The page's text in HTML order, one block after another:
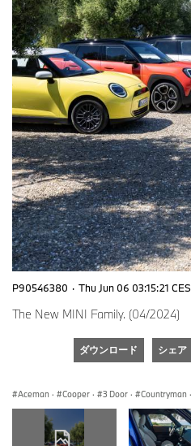
P90546380 · Thu Jun 06 03:15:21
The New MINI Family. (04/2024)
ダウンロード シェア
Aceman · Cooper · 3 Door · Countryman ·